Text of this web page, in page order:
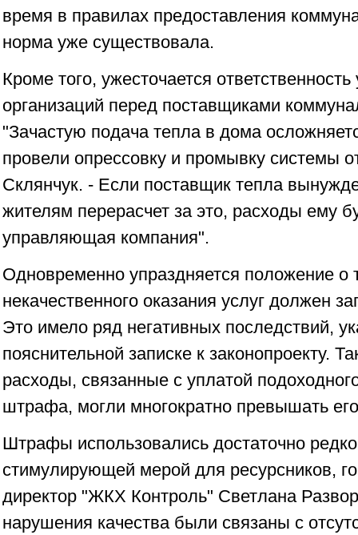
время в правилах предоставления
норма уже существовала.
Кроме того, ужесточается
организаций перед поставщиками
"Зачастую подача тепла в дома
провели опрессовку и промывку системы
Склянчук. - Если поставщик тепла
жителям перерасчет за это, расходы ему
управляющая компания".
Одновременно упраздняется положение о
некачественного оказания услуг должен
Это имело ряд негативных последствий,
пояснительной записке к законопроекту.
расходы, связанные с уплатой
штрафа, могли многократно превышать
Штрафы использовались достаточно
стимулирующей мерой для ресурсников,
директор "ЖКХ Контроль" Светлана
нарушения качества были связаны с